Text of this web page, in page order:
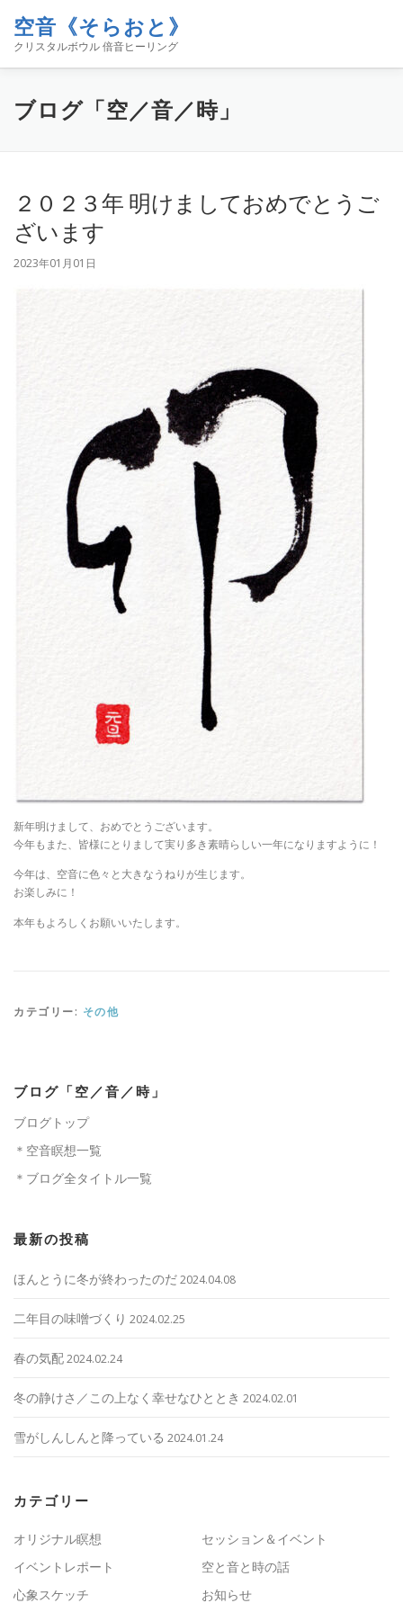
空音《そらおと》
クリスタルボウル 倍音ヒーリング
ホーム イベント 空音について
ブログ「空／音／時」
２０２３年 明けましておめでとうご
ざいます
2023年01月01日
新年明けまして、おめでとうございます。
今年もまた、皆様にとりまして実り多き素晴らしい一年になりますように！
今年は、空音に色々と大きなうねりが生じます。
お楽しみに！
本年もよろしくお願いいたします。
カテゴリー: その他
ブログ「空／音／時」
ブログトップ
＊空音瞑想一覧
＊ブログ全タイトル一覧
最新の投稿
ほんとうに冬が終わったのだ2024.04.08
二年目の味噌づくり 2024.02.25
春の気配2024.02.24
冬の静けさ／この上なく幸せなひととき 2024.02.01
雪がしんしんと降っている 2024.01.24
カテゴリー
オリジナル瞑想
セッション＆イベント
イベントレポート
空と音と時の話
心象スケッチ
お知らせ